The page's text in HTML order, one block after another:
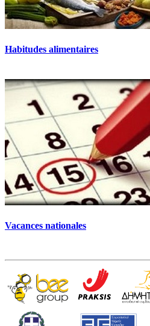
Habitudes alimentaires
Vacances nationales